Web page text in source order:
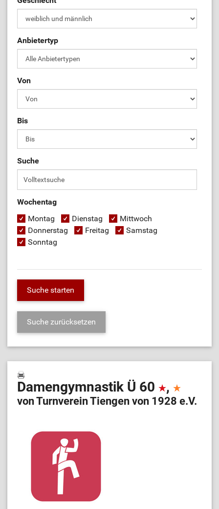
Anbietertyp
Von
Bis
Suche
Wochentag
Montag
Dienstag
Mittwoch
Donnerstag
Freitag
Samstag
Sonntag
Damengymnastik Ü 60 ,
von Turnverein Tiengen von 1928 e.V.